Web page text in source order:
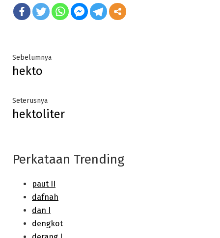
Post
navigation
SebelumnyaPrevious
hekto
SeterusnyaNext
post:
hektoliter
Perkataan Trending